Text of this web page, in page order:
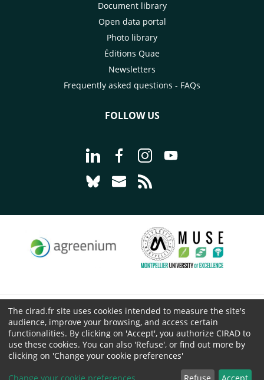
Document library
Open data portal
Photo library
Éditions Quae
Newsletters
Frequently asked questions - FAQs
FOLLOW US
Go to page Follow us on LinkedIn -
Go to page Follow us on
Go to page Follow us on
Go to page Follow
Go to page Follow us on Bluesky -
Go to page Contact us - CIRAD
© CIRAD 2026
Legal details
Personal Data Protection
Public procurement
The cirad.fr site uses cookies intended to measure the site's
audience, improve your browsing, and access certain
functionalities. By clicking on 'Accept', you authorize CIRAD to
use these cookies. You can also 'Refuse', or find out more by
clicking on 'Change your cookie preferences'